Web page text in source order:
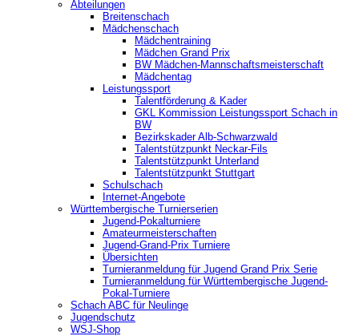
Abteilungen
Breitenschach
Mädchenschach
Mädchentraining
Mädchen Grand Prix
BW Mädchen-Mannschaftsmeisterschaft
Mädchentag
Leistungssport
Talentförderung & Kader
GKL Kommission Leistungssport Schach in
BW
Bezirkskader Alb-Schwarzwald
Talentstützpunkt Neckar-Fils
Talentstützpunkt Unterland
Talentstützpunkt Stuttgart
Schulschach
Internet-Angebote
Württembergische Turnierserien
Jugend-Pokalturniere
Amateurmeisterschaften
Jugend-Grand-Prix Turniere
Übersichten
Turnieranmeldung für Jugend Grand Prix Serie
Turnieranmeldung für Württembergische Jugend-
Pokal-Turniere
Schach ABC für Neulinge
Jugendschutz
WSJ-Shop